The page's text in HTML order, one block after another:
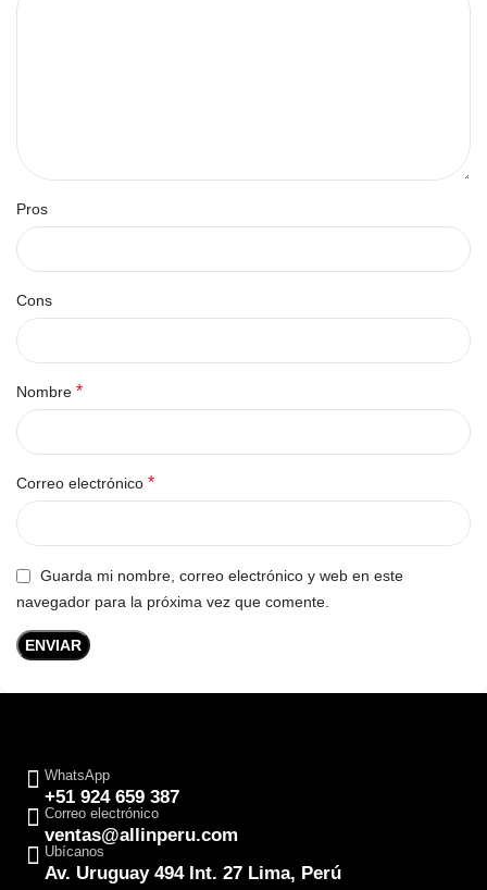
Pros
Cons
Nombre *
Correo electrónico *
Guarda mi nombre, correo electrónico y web en este
navegador para la próxima vez que comente.
WhatsApp
+51 924 659 387
Correo electrónico
ventas@allinperu.com
Ubícanos
Av. Uruguay 494 Int. 27 Lima, Perú